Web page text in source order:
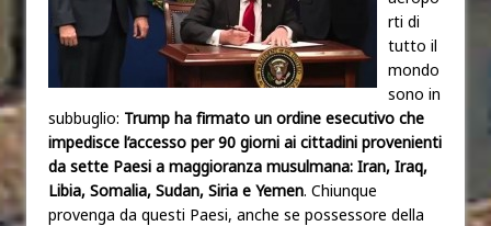
rti di
tutto il
mondo
sono in
subbuglio: Trump ha firmato un ordine esecutivo che
impedisce l’accesso per 90 giorni ai cittadini provenienti
da sette Paesi a maggioranza musulmana: Iran, Iraq,
Libia, Somalia, Sudan, Siria e Yemen. Chiunque
provenga da questi Paesi, anche se possessore della